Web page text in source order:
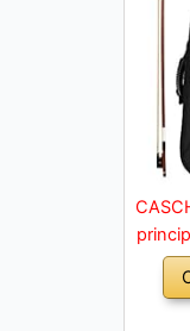
violín